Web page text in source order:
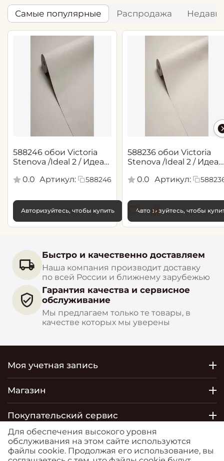
Самые популярные Распродажа
588246 обои Victoria
Stenova /Ideal 2 / Идеал
0.0 Артикул: 588246
Авторизуйтесь, чтобы купить
588236 обои Victoria
Stenova /Ideal 2 / Идеал
0.0 Артикул:
Авторизуйтесь, чтобы
Быстро и качественно доставляем
Наша компания производит доставку
по всей России и ближнему зарубежью
Гарантия качества и сервисное
обслуживание
Мы предлагаем только те товары, в
качестве которых мы уверены
Моя учетная запись
Магазин
Покупательский сервис
Контакты
Для обеспечения высокого уровня
обслуживания на этом сайте используются
файлы cookie. Продолжая его использование, вы